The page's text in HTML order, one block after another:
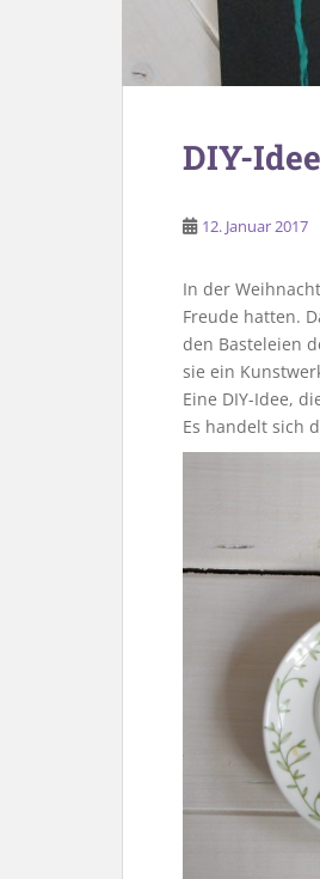
DIY-
12. Januar 2017
In der
Freude hatten.
den Basteleien
sie ein
Eine DIY-Idee,
Es handelt sich